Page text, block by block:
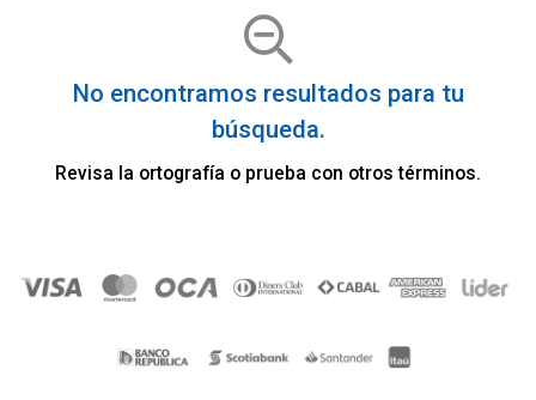
No encontramos resultados para tu
búsqueda.
Revisa la ortografía o prueba con otros términos.